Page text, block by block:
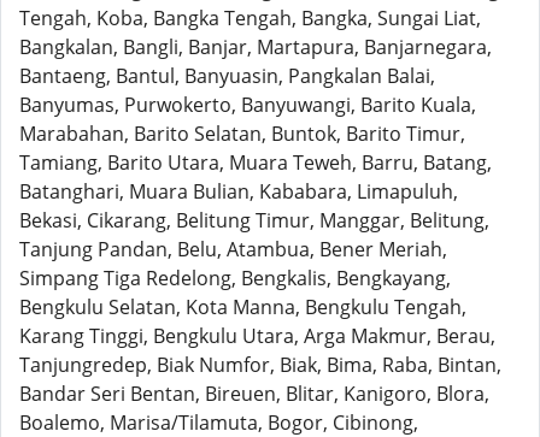
Tengah, Koba, Bangka Tengah, Bangka, Sungai Liat,
Bangkalan, Bangli, Banjar, Martapura, Banjarnegara,
Bantaeng, Bantul, Banyuasin, Pangkalan Balai,
Banyumas, Purwokerto, Banyuwangi, Barito Kuala,
Marabahan, Barito Selatan, Buntok, Barito Timur,
Tamiang, Barito Utara, Muara Teweh, Barru, Batang,
Batanghari, Muara Bulian, Kababara, Limapuluh,
Bekasi, Cikarang, Belitung Timur, Manggar, Belitung,
Tanjung Pandan, Belu, Atambua, Bener Meriah,
Simpang Tiga Redelong, Bengkalis, Bengkayang,
Bengkulu Selatan, Kota Manna, Bengkulu Tengah,
Karang Tinggi, Bengkulu Utara, Arga Makmur, Berau,
Tanjungredep, Biak Numfor, Biak, Bima, Raba, Bintan,
Bandar Seri Bentan, Bireuen, Blitar, Kanigoro, Blora,
Boalemo, Marisa/Tilamuta, Bogor, Cibinong,